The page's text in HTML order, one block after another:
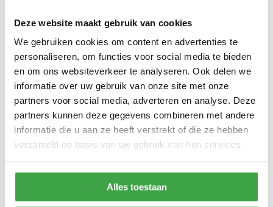
Deze website maakt gebruik van cookies
We gebruiken cookies om content en advertenties te
personaliseren, om functies voor social media te bieden
en om ons websiteverkeer te analyseren. Ook delen we
informatie over uw gebruik van onze site met onze
partners voor social media, adverteren en analyse. Deze
partners kunnen deze gegevens combineren met andere
informatie die u aan ze heeft verstrekt of die ze hebben
verzameld op basis van uw gebruik van hun services.
Alles toestaan
garantie
Deur
voorzien van echt glas
Doorloophoogte deur 188 cm
Bevestigingsmaterialen
Alle bevestigingsmaterialen
zijn inbegrepen
Transport
Gratis thuisbezorgd - In